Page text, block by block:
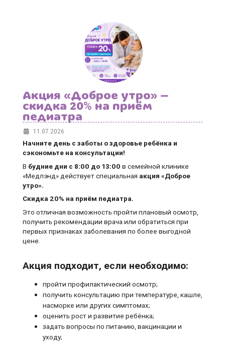
Акция «Доброе утро» —
скидка 20% на приём
педиатра
11.07.2026
Начните день с заботы о здоровье ребёнка и
сэкономьте на консультации!
В будние дни с 8:00 до 13:00 в семейной клинике
«Медлэнд» действует специальная акция «Доброе
утро».
Скидка 20% на приём педиатра.
Это отличная возможность пройти плановый осмотр,
получить рекомендации врача или обратиться при
первых признаках заболевания по более выгодной
цене.
Акция подходит, если необходимо:
пройти профилактический осмотр;
получить консультацию при температуре, кашле,
насморке или других симптомах;
оценить рост и развитие ребёнка;
задать вопросы по питанию, вакцинации и
уходу;